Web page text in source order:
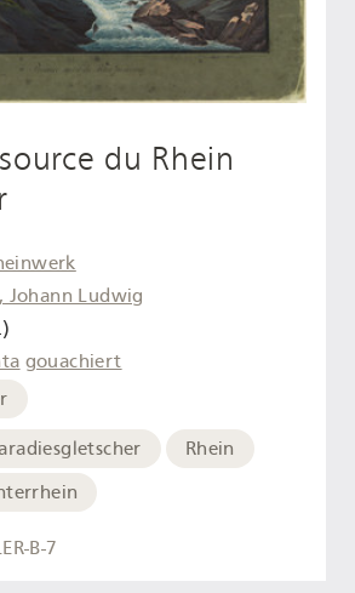
du Rhein
Johann Ludwig
gouachiert
Rhein
B-7